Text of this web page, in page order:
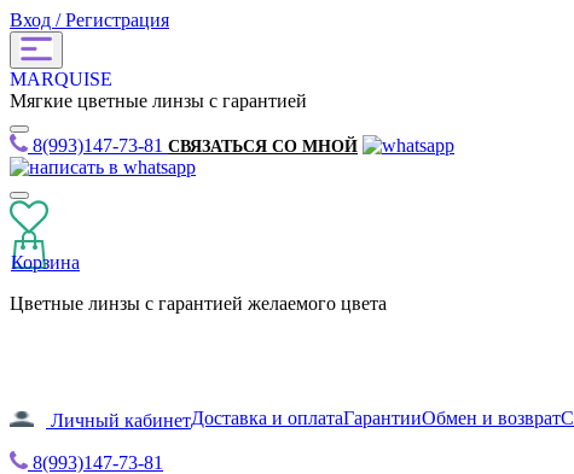
Вход / Регистрация
MARQUISE
Мягкие цветные линзы с гарантией
8(993)147-73-81 СВЯЗАТЬСЯ СО МНОЙ
Корзина
Цветные линзы с гарантией желаемого цвета
Личный кабинетДоставка и оплатаГарантииОбмен и возврат
8(993)147-73-81